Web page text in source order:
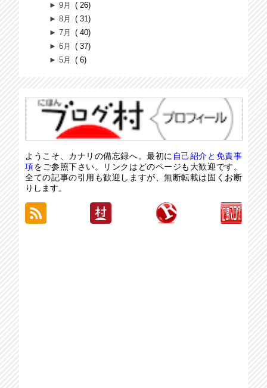
►9月
26
►8月
31
►7月
40
►6月
37
►5月 6
ようこそ、カナリの備忘録へ。最初に 自己紹介と免責事
項をご参照下さい。リンクはどのページも大歓迎です。
全ての記事の引用も歓迎しますが、無断転載は固くお断
りします。